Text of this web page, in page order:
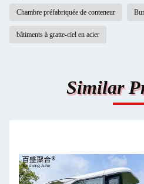
Chambre préfabriquée de conteneur
bâtiments à gratte-ciel en acier
Similar